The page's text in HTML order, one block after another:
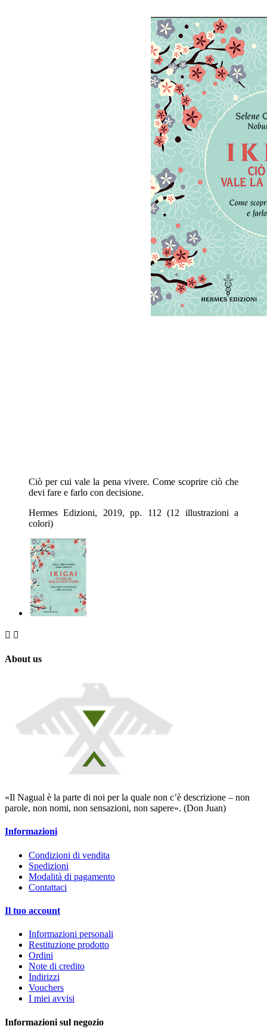
Ciò per cui vale la pena vivere. Come scoprire ciò che
devi fare e farlo con decisione.
Hermes Edizioni, 2019, pp. 112 (12 illustrazioni a
colori)
 
About us
«Il Nagual è la parte di noi per la quale non c’è descrizione – non
parole, non nomi, non sensazioni, non sapere». (Don Juan)
Informazioni
Condizioni di vendita
Spedizioni
Modalità di pagamento
Contattaci
Il tuo account
Informazioni personali
Restituzione prodotto
Ordini
Note di credito
Indirizzi
Vouchers
I miei avvisi
Informazioni sul negozio